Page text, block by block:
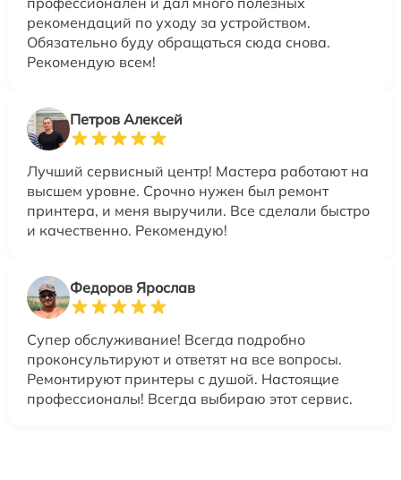
рекомендаций по уходу за устройством.
Обязательно буду обращаться сюда снова.
Рекомендую всем!
Петров Алексей
Лучший сервисный центр! Мастера работают на
высшем уровне. Срочно нужен был ремонт
принтера, и меня выручили. Все сделали быстро
и качественно. Рекомендую!
Федоров Ярослав
Супер обслуживание! Всегда подробно
проконсультируют и ответят на все вопросы.
Ремонтируют принтеры с душой. Настоящие
профессионалы! Всегда выбираю этот сервис.